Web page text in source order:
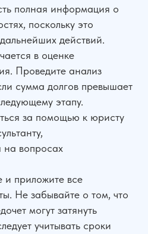
полная информация о
поскольку это
действий.
в оценке
Проведите анализ
сумма долгов превышает
этапу.
за помощью к юристу
на вопросах
и приложите все
Не забывайте о том, что
могут затянуть
учитывать сроки